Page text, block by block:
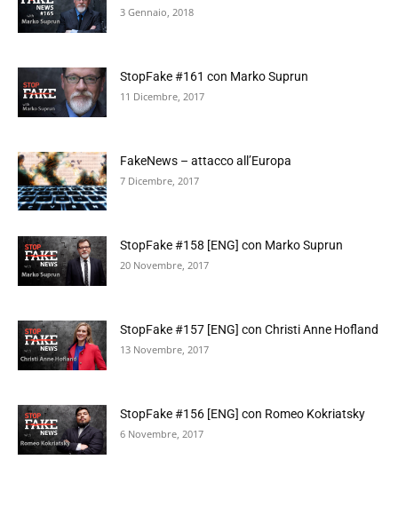
3 Gennaio, 2018
StopFake #161 con Marko Suprun
11 Dicembre, 2017
FakeNews – attacco all’Europa
7 Dicembre, 2017
StopFake #158 [ENG] con Marko Suprun
20 Novembre, 2017
StopFake #157 [ENG] con Christi Anne Hofland
13 Novembre, 2017
StopFake #156 [ENG] con Romeo Kokriatsky
6 Novembre, 2017